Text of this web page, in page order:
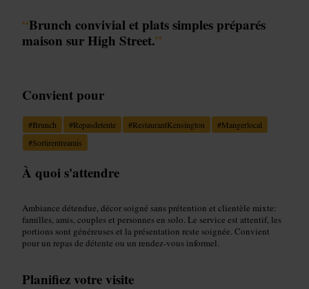
“Brunch convivial et plats simples préparés
maison sur High Street.”
Convient pour
#Brunch #Repasdetente #RestaurantKensington #Mangerlocal
#Sortirentreamis
À quoi s'attendre
Ambiance détendue, décor soigné sans prétention et clientèle mixte:
familles, amis, couples et personnes en solo. Le service est attentif, les
portions sont généreuses et la présentation reste soignée. Convient
pour un repas de détente ou un rendez‑vous informel.
Planifiez votre visite